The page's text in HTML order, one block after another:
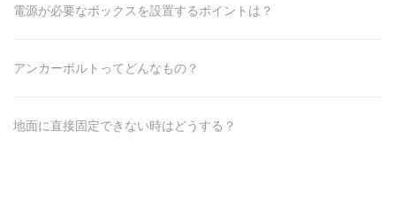
電源が必要なボックスを設置するポイントは？
アンカーボルトってどんなもの？
地面に直接固定できない時はどうする？